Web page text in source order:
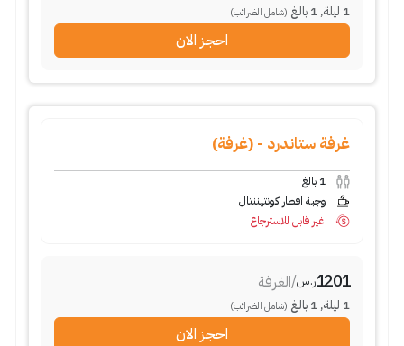
1 ليلة,
1 بالغ (شامل الضرائب)
احجز الان
غرفة ستاندرد - (غرفة)
1 بالغ
وجبة افطار كونتيننتال
غير قابل للاسترجاع
1201ر.س/الغرفة
1 ليلة,
1 بالغ (شامل الضرائب)
احجز الان